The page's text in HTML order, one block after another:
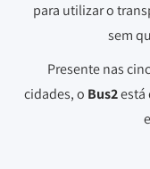
para utilizar o
sem
Presente nas
cidades, o Bus2está